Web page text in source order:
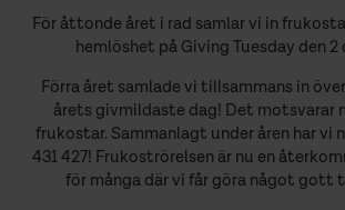
För åttonde året i rad samlar vi in
hemlöshet på Giving Tuesday den 2
Förra året samlade vi tillsammans in
årets givmildaste dag! Det motsvarar
frukostar. Sammanlagt under åren har vi
431 427! Frukoströrelsen är nu en
för många där vi får göra något gott